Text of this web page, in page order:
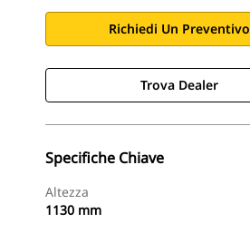
Richiedi Un Preventivo
Trova Dealer
Specifiche Chiave
Altezza
1130 mm